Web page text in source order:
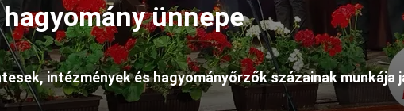
ünnepe
intézmények és hagyományőrzők százainak munkája